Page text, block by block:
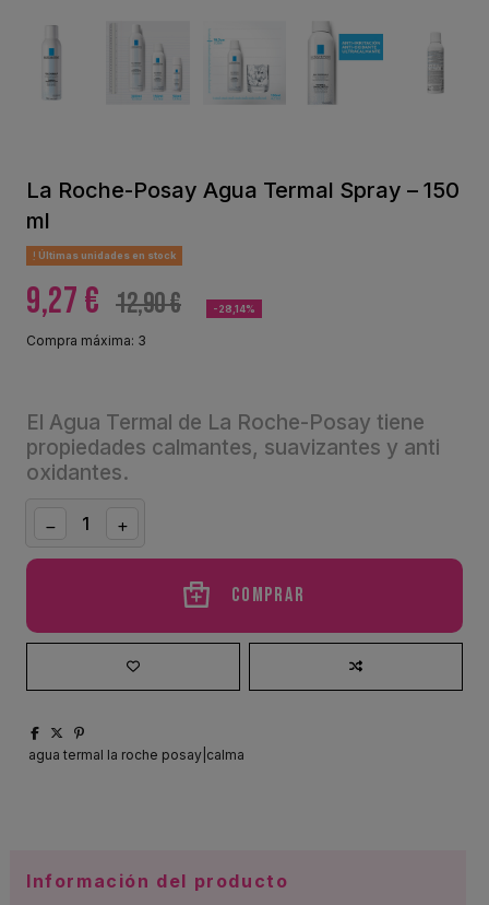
La Roche-Posay Agua Termal Spray – 150
ml
Últimas unidades en stock
9,27 € 12,90 € -28,14%
Compra máxima: 3
El Agua Termal de La Roche-Posay tiene
propiedades calmantes, suavizantes y anti
oxidantes.
Comprar
agua termal la roche posay|calma
Información del producto